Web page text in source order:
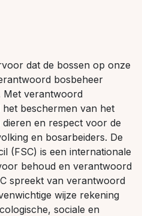
dat de bossen op onze
bosbeheer
Met verantwoord
beschermen van het
en respect voor de
en bosarbeiders. De
(FSC) is een internationale
behoud en verantwoord
spreekt van verantwoord
wijze rekening
sociale en